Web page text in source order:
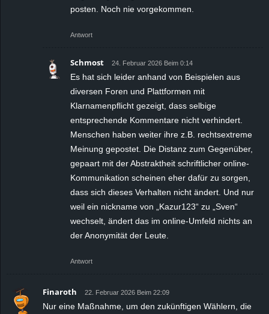
posten. Noch nie vorgekommen.
Antwort
Schmost 24. Februar 2026 Beim 0:14
Es hat sich leider anhand von Beispielen aus
diversen Foren und Plattformen mit
Klarnamenpflicht gezeigt, dass selbige
entsprechende Kommentare nicht verhindert.
Menschen haben weiter ihre z.B. rechtsextreme
Meinung gepostet. Die Distanz zum Gegenüber,
gepaart mit der Abstraktheit schriftlicher online-
Kommunikation scheinen eher dafür zu sorgen,
dass sich dieses Verhalten nicht ändert. Und nur
weil ein nickname von „Kazur123“ zu „Sven“
wechselt, ändert das im online-Umfeld nichts an
der Anonymität der Leute.
Antwort
Finaroth 22. Februar 2026 Beim 22:09
Nur eine Maßnahme, um den zukünftigen Wählern, die